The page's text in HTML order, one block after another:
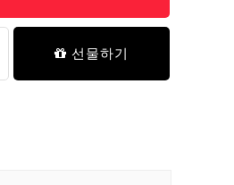
4P
즈 팬티 3P (01/02)
선물하기